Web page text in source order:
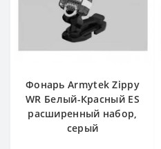
Фонарь Armytek Zippy
WR Белый-Красный ES
расширенный набор,
серый